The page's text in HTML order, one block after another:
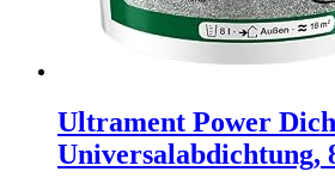
Ultrament Power
Universalabdichtung,